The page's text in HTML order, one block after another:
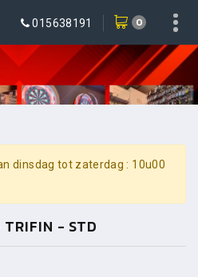
015638191 0
dinsdag tot zaterdag : 10u00
TRIFIN - STD